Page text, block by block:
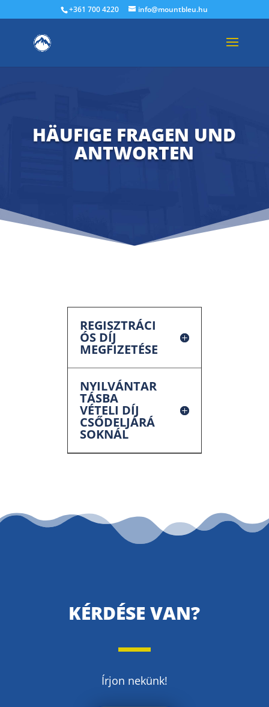
+361 700 4220 info@mountbleu.hu
HÄUFIGE FRAGEN UND
ANTWORTEN
REGISZTRÁCI
ÓS DÍJ
MEGFIZETÉSE
NYILVÁNTAR
TÁSBA
VÉTELI DÍJ
CSŐDELJÁRÁ
SOKNÁL
KÉRDÉSE VAN?
Írjon nekünk!